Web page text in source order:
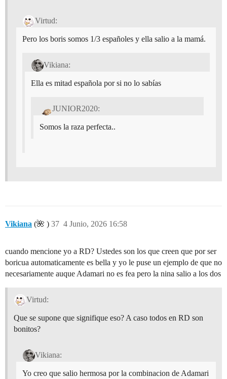
Virtud:
Pero los boris somos 1/3 españoles y ella salio a la mamá.
Vikiana:
Ella es mitad española por si no lo sabías
JUNIOR2020:
Somos la raza perfecta..
Vikiana (🌺 ) 4 Junio, 2026 16:58
37
cuando mencione yo a RD? Ustedes son los que creen que por ser
boricua automaticamente es bella y yo le puse un ejemplo de que no
necesariamente auque Adamari no es fea pero la nina salio a los dos
Virtud:
Que se supone que signifique eso? A caso todos en RD son
bonitos?
Vikiana:
Yo creo que salio hermosa por la combinacion de Adamari